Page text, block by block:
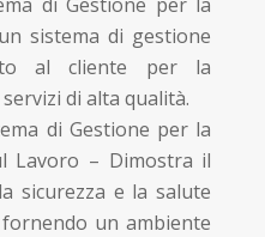
sistema di gestione
al cliente per la
di alta qualità.
di Gestione per la
Lavoro – Dimostra il
sicurezza e la salute
un ambiente